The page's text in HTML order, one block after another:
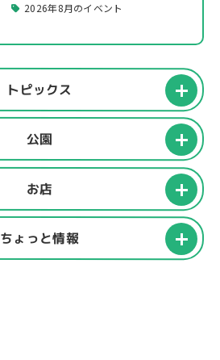
2026年8月のイベント
トピックス
公園
お店
ちょっと情報